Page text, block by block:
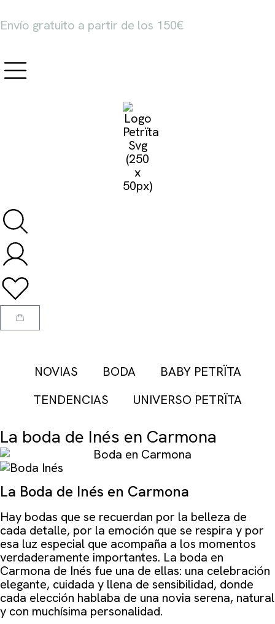
Envío gratuito a partir de los 150€
NOVIAS BODA
BABY PETRÏTA
TENDENCIAS
UNIVERSO PETRÏTA
La boda de Inés en Carmona
La Boda de Inés en Carmona
Hay bodas que se recuerdan por la belleza de
cada detalle, por la emoción que se respira y por
esa luz especial que acompaña a los momentos
verdaderamente importantes. La boda en
Carmona de Inés fue una de ellas: una celebración
elegante, cuidada y llena de sensibilidad, donde
cada elección hablaba de una novia serena, natural
y con muchísima personalidad.